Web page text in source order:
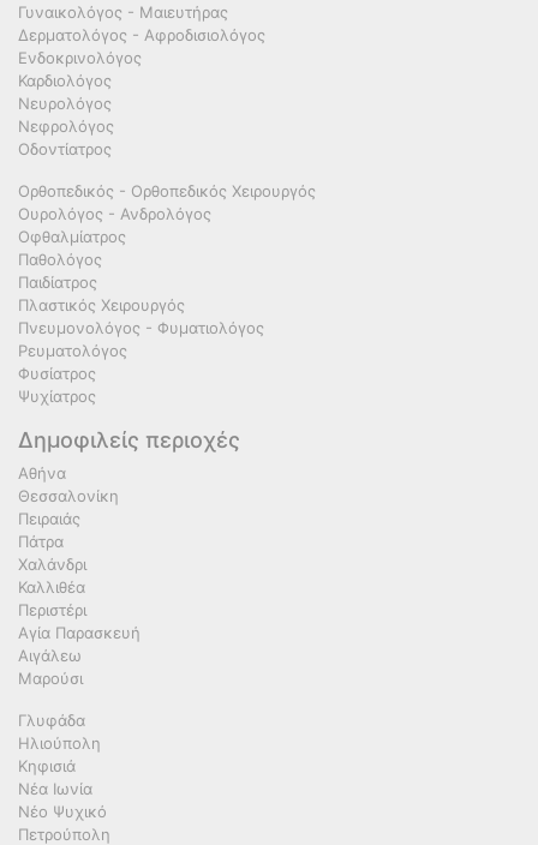
Γυναικολόγος - Μαιευτήρας
Δερματολόγος - Αφροδισιολόγος
Ενδοκρινολόγος
Καρδιολόγος
Νευρολόγος
Νεφρολόγος
Οδοντίατρος
Ορθοπεδικός - Ορθοπεδικός Χειρουργός
Ουρολόγος - Ανδρολόγος
Οφθαλμίατρος
Παθολόγος
Παιδίατρος
Πλαστικός Χειρουργός
Πνευμονολόγος - Φυματιολόγος
Ρευματολόγος
Φυσίατρος
Ψυχίατρος
Δημοφιλείς περιοχές
Αθήνα
Θεσσαλονίκη
Πειραιάς
Πάτρα
Χαλάνδρι
Καλλιθέα
Περιστέρι
Αγία Παρασκευή
Αιγάλεω
Μαρούσι
Γλυφάδα
Ηλιούπολη
Κηφισιά
Νέα Ιωνία
Νέο Ψυχικό
Πετρούπολη